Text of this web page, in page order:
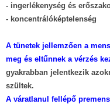
- ingerlékenység és
- koncentrálóképtelenség
A tünetek jellemzően a
meg és eltűnnek a vérzés
gyakrabban jelentkezik
szültek.
A váratlanul fellépő